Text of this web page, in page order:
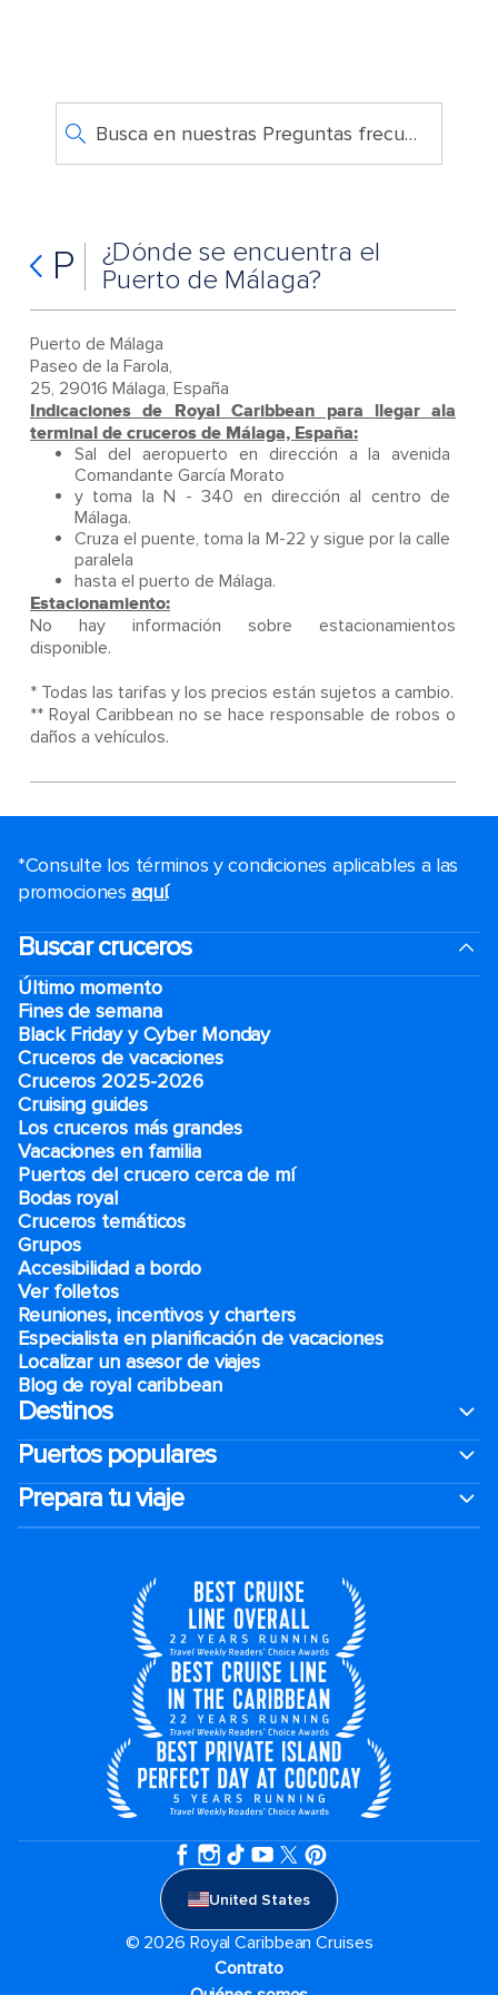
Busca en nuestras Preguntas frecuentes
P
¿Dónde se encuentra el
Puerto de Málaga?
Puerto de Málaga
Paseo de la Farola,
25, 29016 Málaga, España
Indicaciones de Royal Caribbean para llegar ala
terminal de cruceros de Málaga, España:
Sal del aeropuerto en dirección a la avenida
Comandante García Morato
y toma la N - 340 en dirección al centro de
Málaga.
Cruza el puente, toma la M-22 y sigue por la calle
paralela
hasta el puerto de Málaga.
Estacionamiento:
No hay información sobre estacionamientos
disponible.
* Todas las tarifas y los precios están sujetos a cambio.
** Royal Caribbean no se hace responsable de robos o
daños a vehículos.
*Consulte los términos y condiciones aplicables a las
promocionesaquí.
Buscar cruceros
Último momento
Fines de semana
Black Friday y Cyber Monday
Cruceros de vacaciones
Cruceros 2025-2026
Cruising guides
Los cruceros más grandes
Vacaciones en familia
Puertos del crucero cerca de mí
Bodas royal
Cruceros temáticos
Grupos
Accesibilidad a bordo
Ver folletos
Reuniones, incentivos y charters​
Especialista en planificación de vacaciones
Localizar un asesor de viajes
Blog de royal caribbean
Destinos
Puertos populares
Prepara tu viaje
United States
© 2026 Royal Caribbean Cruises
Contrato